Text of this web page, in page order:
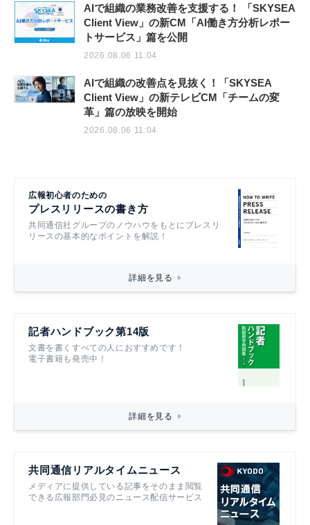
AIで組織の業務改善を支援する！ 「SKYSEA
Client View」の新CM「AI働き方分析レポー
トサービス」篇を公開
2026.08.06 11:04
AIで組織の改善点を見抜く！「SKYSEA
Client View」の新テレビCM「チームの変
革」篇の放映を開始
2026.08.06 11:04
広報初心者のための
プレスリリースの書き方
共同通信社グループのノウハウをもとにプレスリ
リースの基本的なポイントを解説！
詳細を見る
記者ハンドブック第14版
文書を書くすべての人におすすめです！
電子書籍も発売中！
詳細を見る
共同通信リアルタイムニュース
メディアに提供している記事をそのまま閲覧
できる広報部門必見のニュース配信サービス